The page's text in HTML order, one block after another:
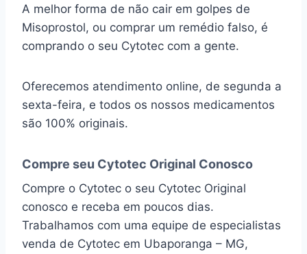
A melhor forma de não cair em golpes de
Misoprostol, ou comprar um remédio falso, é
comprando o seu Cytotec com a gente.
Oferecemos atendimento online, de segunda a
sexta-feira, e todos os nossos medicamentos
são 100% originais.
Compre seu Cytotec Original Conosco
Compre o Cytotec o seu Cytotec Original
conosco e receba em poucos dias.
Trabalhamos com uma equipe de especialistas
venda de Cytotec em Ubaporanga – MG,